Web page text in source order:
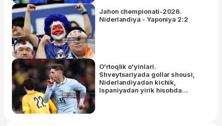
Jahon chempionati-2026.
Niderlandiya - Yaponiya 2:2
O'rtoqlik o'yinlari.
Shveytsariyada gollar shousi,
Niderlandiyadan kichik,
Ispaniyadan yirik hisobda